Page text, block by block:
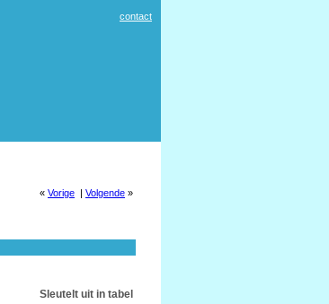
contact
« Vorige | Volgende »
Sleutelt uit in tabel